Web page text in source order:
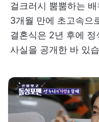
걸크러시 뿜뿜하는
3개월 만에 초고속으
결혼식은 2년 후에
사실을 공개한 바 있